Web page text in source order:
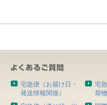
宅急便（お届け日・
発送情報関係）
宅
荷